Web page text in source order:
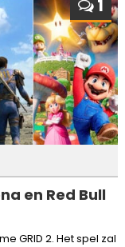
1
en Red Bull
GRID 2. Het spel zal